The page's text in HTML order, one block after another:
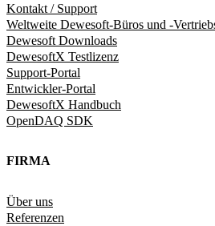
Kontakt / Support
Weltweite Dewesoft-Büros und -
Dewesoft Downloads
DewesoftX Testlizenz
Support-Portal
Entwickler-Portal
DewesoftX Handbuch
OpenDAQ SDK
FIRMA
Über uns
Referenzen